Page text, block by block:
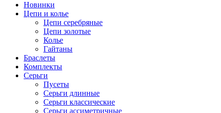
Новинки
Цепи и колье
Цепи серебряные
Цепи золотые
Колье
Гайтаны
Браслеты
Комплекты
Серьги
Пусеты
Серьги длинные
Серьги классические
Серьги ассиметричные